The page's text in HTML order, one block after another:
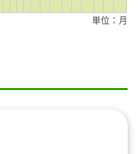
単位：月